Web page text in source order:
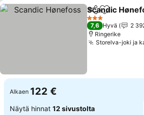
Jaa Lisää
Scandic
3 Tähtiluokitus
7,6 Hyvä
2
Ringerike
Storelva-joki ja
Alkaen 122 €
Näytä hinnat 12 sivustolta